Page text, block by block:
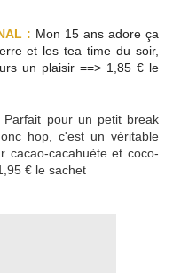
: Mon 15 ans adore ça
et les tea time du soir,
un plaisir ==> 1,85 € le
Parfait pour un petit break
hop, c'est un véritable
cacao-cacahuète et coco-
€ le sachet